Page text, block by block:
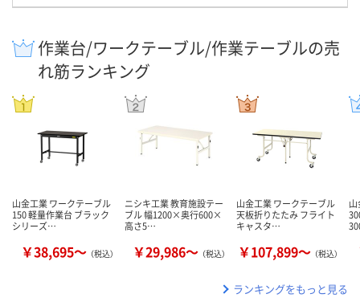
作業台/ワークテーブル/作業テーブルの売
れ筋ランキング
山金工業 ワークテーブル
150 軽量作業台 ブラック
シリーズ…
￥38,695～ （税込）
ニシキ工業 教育施設テー
ブル 幅1200×奥行600×
高さ5…
￥29,986～ （税込）
山金工業 ワークテーブル
天板折りたたみ フライト
キャスタ…
￥107,899～ （税込）
ランキングをもっと見る